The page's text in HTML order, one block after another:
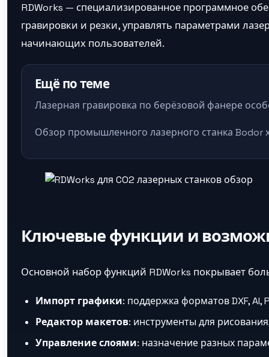
RDWorks — специализированное программное
гравировки и резки, управлять параметрами
начинающих пользователей.
Ещё по теме
Лазерная гравировка по берёзовой фанере
Обзор промышленного лазерного станка Bodor
Ключевые функции и
Основной набор функций RDWorks покрывает
Импорт графики: поддержка форматов DXF, AI,
Редактор макетов: инструменты для
Управление слоями: назначение разных